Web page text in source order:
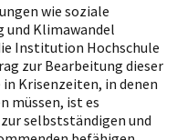
wie soziale
Klimawandel
Institution Hochschule
zur Bearbeitung dieser
Krisenzeiten, in denen
müssen, ist es
selbstständigen und